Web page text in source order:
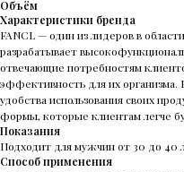
Объём
Характеристики бренда
FANCL — один из лидеров в
разрабатывает
отвечающие потребностям
эффективность для их
удобства использования своих
формы, которые клиентам легче
Показания
Подходит для мужчин от 30 до 40
Способ применения